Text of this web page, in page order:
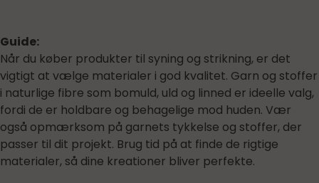
Guide:
Når du køber produkter til syning og strikning, er det
vigtigt at vælge materialer i god kvalitet. Garn og stoffer
i naturlige fibre som bomuld, uld og linned er ideelle valg,
fordi de er holdbare og behagelige mod huden. Vær
også opmærksom på garnets tykkelse og stoffer, der
passer til dit projekt. Brug tid på at finde de rigtige
materialer, så dine kreationer bliver perfekte.